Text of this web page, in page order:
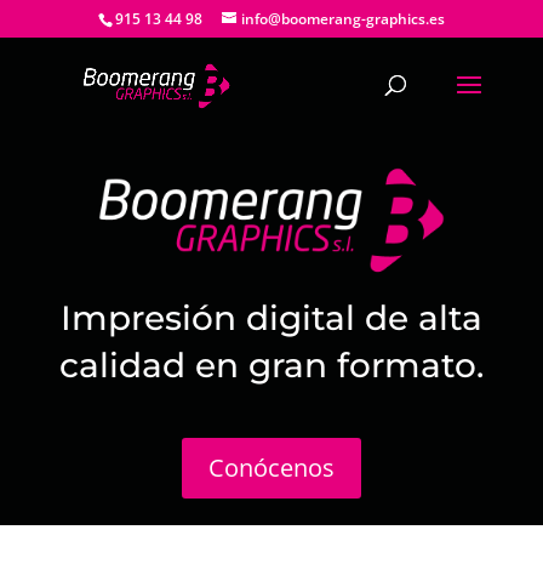
915 13 44 98 info@boomerang-graphics.es
Impresión digital de alta
calidad en gran formato.
Conócenos